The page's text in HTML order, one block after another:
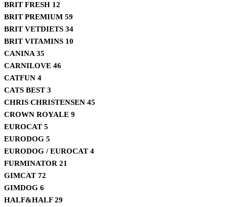
BRIT FRESH 12
BRIT PREMIUM 59
BRIT VETDIETS 34
BRIT VITAMINS 10
CANINA 35
CARNILOVE 46
CATFUN 4
CATS BEST 3
CHRIS CHRISTENSEN 45
CROWN ROYALE 9
EUROCAT 5
EURODOG 5
EURODOG / EUROCAT 4
FURMINATOR 21
GIMCAT 72
GIMDOG 6
HALF&HALF29